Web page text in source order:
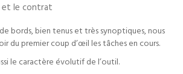
le contrat
bords, bien tenus et très synoptiques, nous
du premier coup d’œil les tâches en cours.
le caractère évolutif de l’outil.